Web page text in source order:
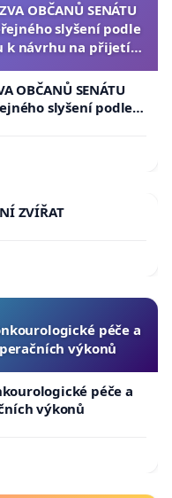
OBČANŮ SENÁTU
slyšení podle
k návrhu na přijetí
OBČANŮ SENÁTU
slyšení podle §
na přijetí
na prezidenta
ZVÍŘAT
péče a
výkonů
péče a
výkonů